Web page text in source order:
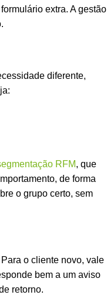
extra. A gestão
diferente,
RFM, que
de forma
o grupo certo, sem
o cliente novo, vale
bem a um aviso
retorno.